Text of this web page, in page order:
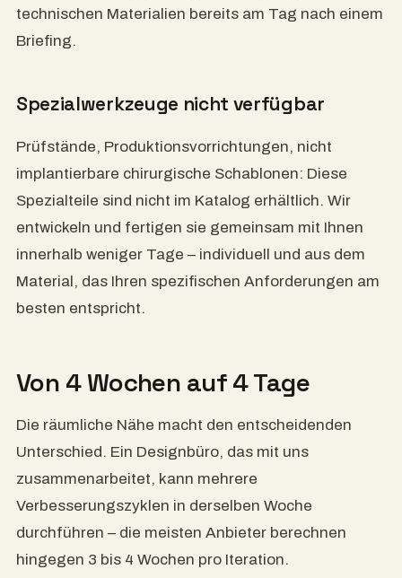
technischen Materialien bereits am Tag nach einem
Briefing.
Spezialwerkzeuge nicht verfügbar
Prüfstände, Produktionsvorrichtungen, nicht
implantierbare chirurgische Schablonen: Diese
Spezialteile sind nicht im Katalog erhältlich. Wir
entwickeln und fertigen sie gemeinsam mit Ihnen
innerhalb weniger Tage – individuell und aus dem
Material, das Ihren spezifischen Anforderungen am
besten entspricht.
Von 4 Wochen auf 4 Tage
Die räumliche Nähe macht den entscheidenden
Unterschied. Ein Designbüro, das mit uns
zusammenarbeitet, kann mehrere
Verbesserungszyklen in derselben Woche
durchführen – die meisten Anbieter berechnen
hingegen 3 bis 4 Wochen pro Iteration.